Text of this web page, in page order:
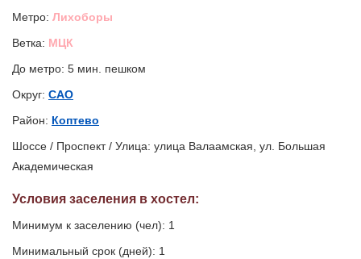
Метро: Лихоборы
Ветка: МЦК
До метро: 5 мин. пешком
Округ: САО
Район: Коптево
Шоссе / Проспект / Улица: улица Валаамская, ул. Большая
Академическая
Условия заселения в хостел:
Минимум к заселению (чел): 1
Минимальный срок (дней): 1